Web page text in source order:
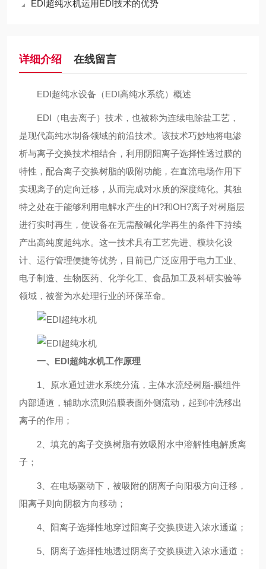
EDI超纯水机运用EDI技术的优势
详细介绍 在线留言
EDI超纯水设备（EDI高纯水系统）概述
EDI（电去离子）技术，也被称为连续电除盐工艺，
是现代高纯水制备领域的前沿技术。该技术巧妙地将电渗
析与离子交换技术相结合，利用阴阳离子选择性透过膜的
特性，配合离子交换树脂的吸附功能，在直流电场作用下
实现离子的定向迁移，从而完成对水质的深度纯化。其独
特之处在于能够利用电解水产生的H?和OH?离子对树脂层
进行实时再生，使设备在无需酸碱化学再生的条件下持续
产出高纯度超纯水。这一技术具有工艺先进、模块化设
计、运行管理便捷等优势，目前已广泛应用于电力工业、
电子制造、生物医药、化学化工、食品加工及科研实验等
领域，被誉为水处理行业的环保革命。
一、EDI超纯水机工作原理
1、原水通过进水系统分流，主体水流经树脂-膜组件
内部通道，辅助水流则沿膜表面外侧流动，起到冲洗移出
离子的作用；
2、填充的离子交换树脂有效吸附水中溶解性电解质离
子；
3、在电场驱动下，被吸附的阴离子向阳极方向迁移，
阳离子则向阴极方向移动；
4、阳离子选择性地穿过阳离子交换膜进入浓水通道；
5、阴离子选择性地透过阴离子交换膜进入浓水通道；